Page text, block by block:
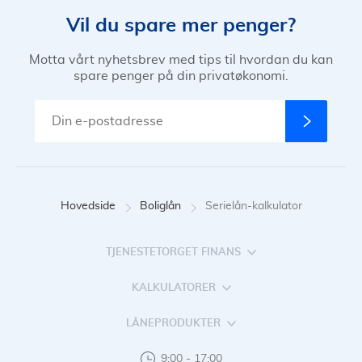
nedbetalingstid på annuitetslån, eller betale inn ekstra
Vil du spare mer penger?
Motta vårt nyhetsbrev med tips til hvordan du kan
spare penger på din privatøkonomi.
Hovedside Boliglån Serielån-kalkulator
TJENESTETORGET FINANS
KALKULATORER
LÅNEPRODUKTER
9:00 - 17:00